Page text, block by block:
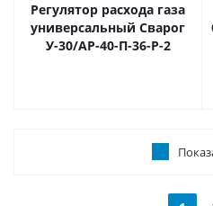
Регулятор расхода газа
универсальный Сварог
У-30/АР-40-П-36-Р-2